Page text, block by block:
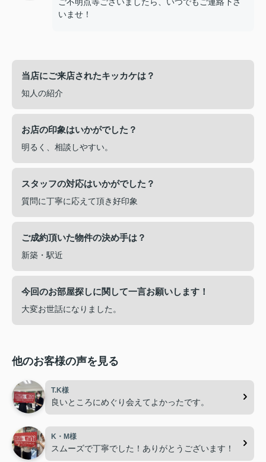
ご不明点等ございましたら、いつでもご連絡下さ
いませ！
当店にご来店されたキッカケは？
知人の紹介
お店の印象はいかがでした？
明るく、相談しやすい。
スタッフの対応はいかがでした？
質問に丁寧に応えて頂き好印象
ご成約頂いた物件の決め手は？
新築・駅近
今回のお部屋探しに関して一言お願いします！
大変お世話になりました。
他のお客様の声を見る
T.K様
良いところにめぐり会えてよかったです。
K・M様
スムーズで丁寧でした！ありがとうございます！